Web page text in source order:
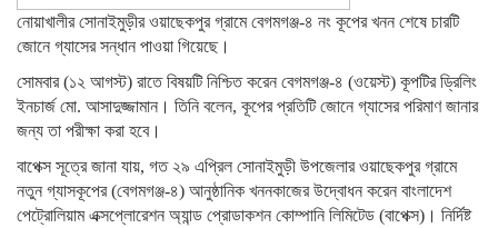
নোয়াখালীর সোনাইমুড়ীর ওয়াছেকপুর গ্রামে বেগমগঞ্জ-৪ নং কূপের খনন শেষে চারটি
জোনে গ্যাসের সন্ধান পাওয়া গিয়েছে।
সোমবার (১২ আগস্ট) রাতে বিষয়টি নিশ্চিত করেন বেগমগঞ্জ-৪ (ওয়েস্ট) কূপটির ড্রিলিং
ইনচার্জ মো. আসাদুজ্জামান। তিনি বলেন, কূপের প্রতিটি জোনে গ্যাসের পরিমাণ জানার
জন্য তা পরীক্ষা করা হবে।
বাপেক্স সূত্রে জানা যায়, গত ২৯ এপ্রিল সোনাইমুড়ী উপজেলার ওয়াছেকপুর গ্রামে
নতুন গ্যাসকূপের (বেগমগঞ্জ-৪) আনুষ্ঠানিক খননকাজের উদ্বোধন করেন বাংলাদেশ
পেট্রোলিয়াম এক্সপ্লোরেশন অ্যান্ড প্রোডাকশন কোম্পানি লিমিটেড (বাপেক্স)। নির্দিষ্ট